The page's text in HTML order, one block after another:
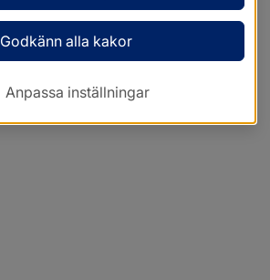
Godkänn alla kakor
Anpassa inställningar